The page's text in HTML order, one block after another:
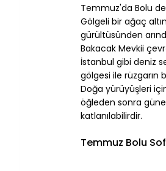
Temmuz'da Bolu
Gölgeli bir ağaç
gürültüsünden
Bakacak Mevkii
İstanbul gibi deniz
gölgesi ile rüzgarın
Doğa yürüyüşleri
öğleden sonra
katlanılabilirdir.
Temmuz Bolu